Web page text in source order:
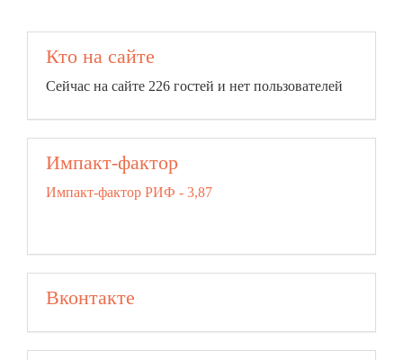
Кто на сайте
Сейчас на сайте 226 гостей и нет пользователей
Импакт-фактор
Импакт-фактор РИФ - 3,87
Вконтакте